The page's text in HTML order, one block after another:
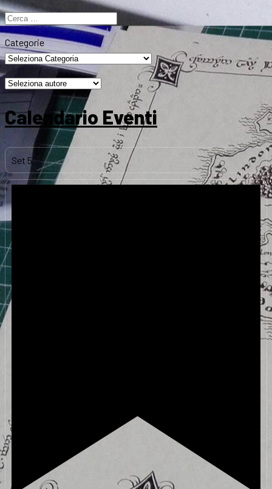
Ricerca
per:
Categorie
Calendario Eventi
Set 5